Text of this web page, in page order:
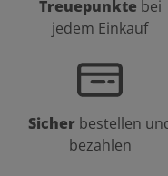
Treuepunkte bei
jedem Einkauf
Sicher bestellen
bezahlen